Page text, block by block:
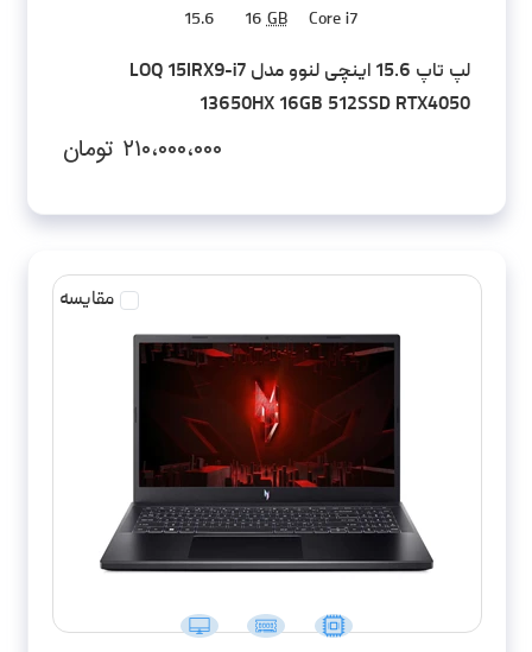
Core i7
16GB
15.6
لپ تاپ 15.6 اینچی لنوو مدل LOQ 15IRX9-i7
13650HX 16GB 512SSD RTX4050
۲۱۰،۰۰۰،۰۰۰ تومان
مقایسه